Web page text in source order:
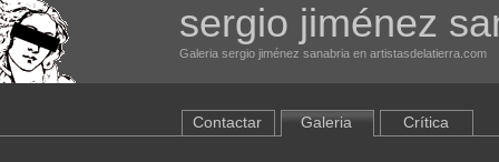
sergio jiménez
Galeria sergio jiménez sanabria en artistasdelatierra.com
Contactar Galeria Crítica